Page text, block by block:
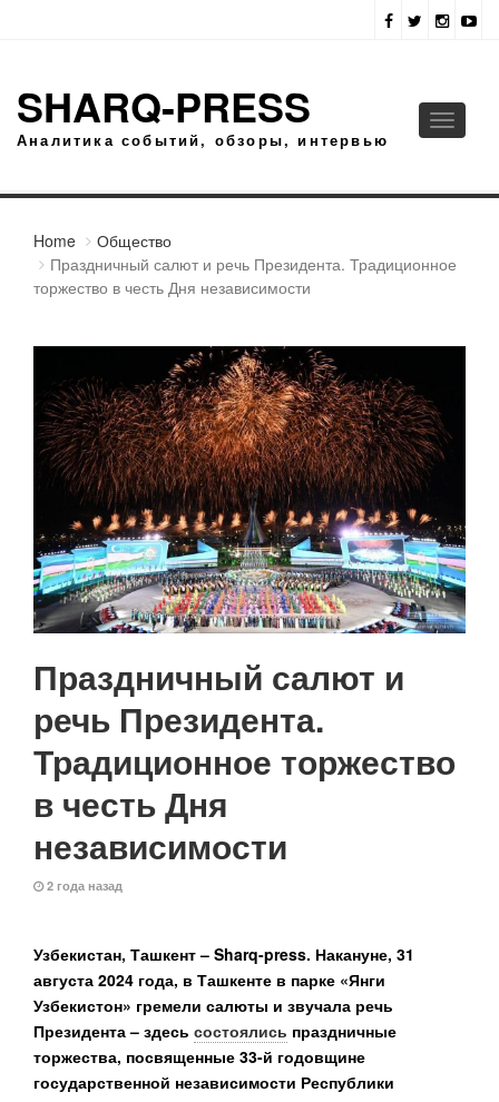
SHARQ-PRESS
Аналитика событий, обзоры, интервью
Toggle
Home
Общество
Праздничный салют и речь Президента. Традиционное
торжество в честь Дня независимости
Праздничный салют и
речь Президента.
Традиционное торжество
в честь Дня
независимости
2 года назад
Узбекистан, Ташкент – Sharq-press. Накануне, 31
августа 2024 года, в Ташкенте в парке «Янги
Узбекистон» гремели салюты и звучала речь
Президента – здесь состоялись праздничные
торжества, посвященные 33-й годовщине
государственной независимости Республики